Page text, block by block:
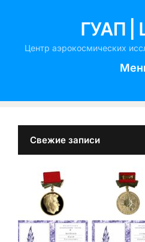
ГУАП |
Центр аэрокосмических
Свежие записи